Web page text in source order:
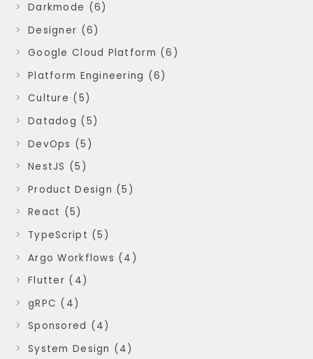
Darkmode (6)
Designer (6)
Google Cloud Platform (6)
Platform Engineering (6)
Culture (5)
Datadog (5)
DevOps (5)
NestJS (5)
Product Design (5)
React (5)
TypeScript (5)
Argo Workflows (4)
Flutter (4)
gRPC (4)
Sponsored (4)
System Design (4)